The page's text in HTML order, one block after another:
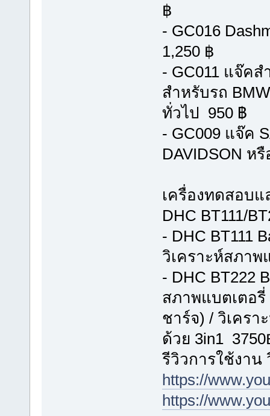
฿
- GC016
1,250 ฿
- GC011 แจ๊ค
สำหรับรถ
ทั่วไป 950 ฿
- GC009 แจ๊ค
DAVIDSON ห
เครื่องทดสอบ
DHC BT111/
- DHC BT111
วิเคราะห์สภาพ
- DHC BT222
สภาพแบตเตอรี่
ชาร์จ) / วิเคร
ด้วย 3in1 3750
รีวิวการใช้งาน
https://
https://